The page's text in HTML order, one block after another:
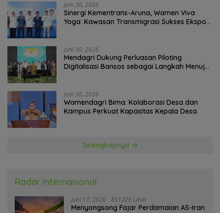
Juni 30, 2026
Sinergi Kementrans-Aruna, Wamen Viva
Yoga: Kawasan Transmigrasi Sukses Ekspor
Juni 30, 2026
Mendagri Dukung Perluasan Piloting
Digitalisasi Bansos sebagai Langkah Menuju
Juni 30, 2026
Wamendagri Bima: Kolaborasi Desa dan
Kampus Perkuat Kapasitas Kepala Desa
Selengkapnya
Radar Internasional
Juni 17, 2026 831226 Lihat
Menyongsong Fajar Perdamaian AS-Iran